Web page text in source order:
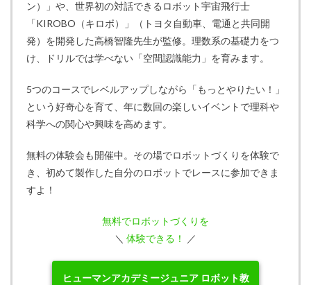
ン）」や、世界初の対話できるロボット宇宙飛行士
「KIROBO（キロボ）」（トヨタ自動車、電通と共同開
発）を開発した高橋智隆先生が監修。理数系の基礎力をつ
け、ドリルでは学べない「空間認識能力」を育みます。
5つのコースでレベルアップしながら「もっとやりたい！」
という好奇心を育て、年に数回の楽しいイベントで理科や
科学への関心や興味を高めます。
無料の体験会も開催中。その場でロボットづくりを体験で
き、初めて製作した自分のロボットでレースに参加できま
すよ！
無料でロボットづくりを
＼ 体験できる！ ／
ヒューマンアカデミージュニア ロボット教